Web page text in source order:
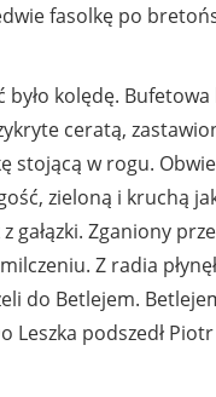
fasolkę po
kolędę.
ceratą,
stojącą w rogu.
zieloną i kruchą
gałązki. Zganiony
Z radia
do Betlejem.
podszedł